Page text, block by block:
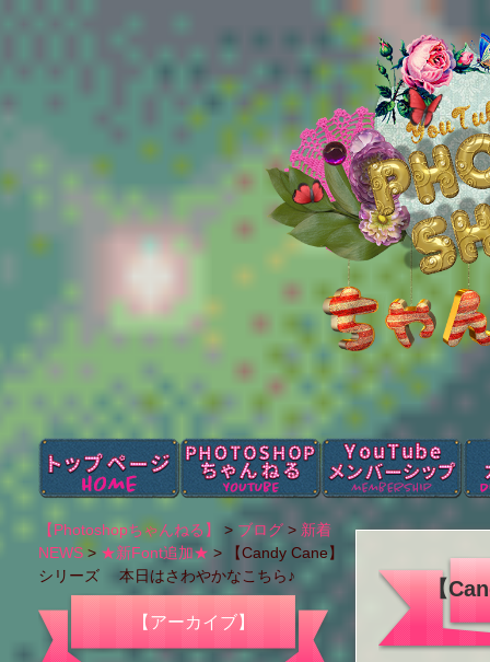
本日のブログ
ブログカテゴリー
アハ体験【ショー
ト動画】
タイポグラフィ
レタッチ
肌のレタッチ
切り抜き
画像編集
色調補正
カラー変更
Photoshopの機能
Photoshop以外
お知らせ
【
【Photoshopちゃんねる】 > ブログ > 新着
NEWS> ★新Font追加★ >
【Candy Cane】
シリーズ 本日はさわやかなこちら♪
【アーカイブ】